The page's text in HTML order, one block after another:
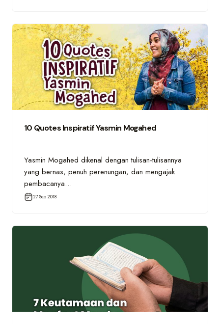
10 Quotes Inspiratif Yasmin Mogahed
Yasmin Mogahed dikenal dengan tulisan-tulisannya
yang bernas, penuh perenungan, dan mengajak
pembacanya…
27 Sep 2018